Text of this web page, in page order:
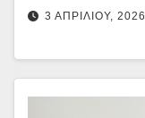
3 ΑΠΡΙΛΊΟΥ, 2026